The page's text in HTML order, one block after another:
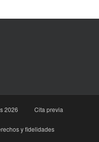
2026 Cita previa
y fidelidades